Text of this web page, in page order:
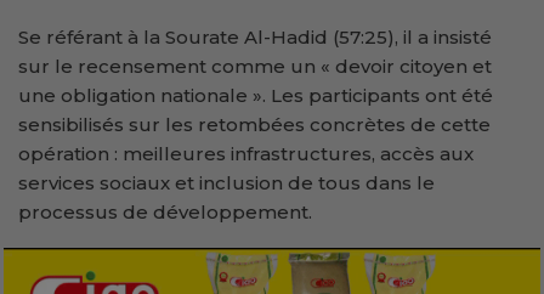
Se référant à la Sourate Al-Hadid (57:25), il a insisté
sur le recensement comme un « devoir citoyen et
une obligation nationale ». Les participants ont été
sensibilisés sur les retombées concrètes de cette
opération : meilleures infrastructures, accès aux
services sociaux et inclusion de tous dans le
processus de développement.